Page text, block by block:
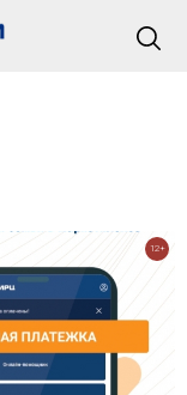
12+